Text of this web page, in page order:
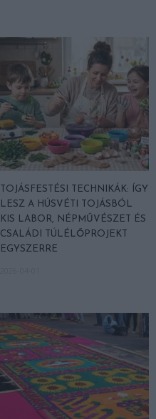
TOJÁSFESTÉSI TECHNIKÁK: ÍGY
LESZ A HÚSVÉTI TOJÁSBÓL
KIS LABOR, NÉPMŰVÉSZET ÉS
CSALÁDI TÚLÉLŐPROJEKT
EGYSZERRE